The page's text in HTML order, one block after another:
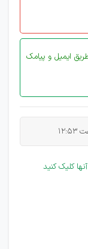
ایمیل و پیامک
کلیک کنید